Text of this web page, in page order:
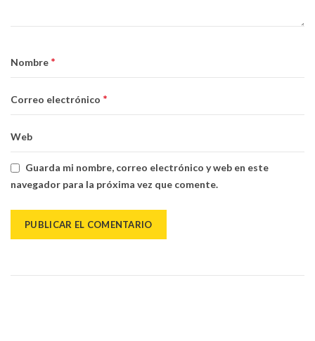
Nombre *
Correo electrónico *
Web
Guarda mi nombre, correo electrónico y web en este
navegador para la próxima vez que comente.